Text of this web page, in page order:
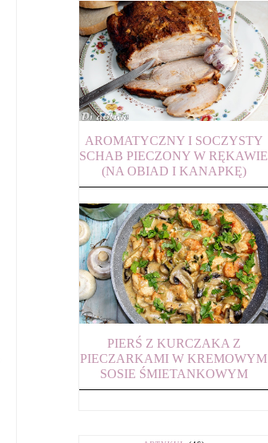
AROMATYCZNY I SOCZYSTY
SCHAB PIECZONY W RĘKAWIE
(NA OBIAD I KANAPKĘ)
PIERŚ Z KURCZAKA Z
PIECZARKAMI W KREMOWYM
SOSIE ŚMIETANKOWYM